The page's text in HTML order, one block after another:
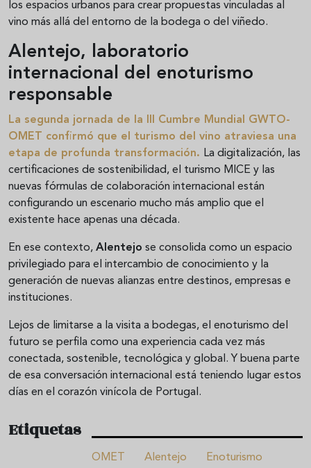
los espacios urbanos para crear propuestas vinculadas al
vino más allá del entorno de la bodega o del viñedo.
Alentejo, laboratorio
internacional del enoturismo
responsable
La segunda jornada de la III Cumbre Mundial GWTO-
OMET confirmó que el turismo del vino atraviesa una
etapa de profunda transformación. La digitalización, las
certificaciones de sostenibilidad, el turismo MICE y las
nuevas fórmulas de colaboración internacional están
configurando un escenario mucho más amplio que el
existente hace apenas una década.
En ese contexto, Alentejo se consolida como un espacio
privilegiado para el intercambio de conocimiento y la
generación de nuevas alianzas entre destinos, empresas e
instituciones.
Lejos de limitarse a la visita a bodegas, el enoturismo del
futuro se perfila como una experiencia cada vez más
conectada, sostenible, tecnológica y global. Y buena parte
de esa conversación internacional está teniendo lugar estos
días en el corazón vinícola de Portugal.
Etiquetas
OMET Alentejo Enoturismo